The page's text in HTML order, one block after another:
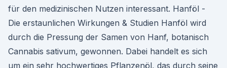
für den medizinischen Nutzen interessant. Hanföl -
Die erstaunlichen Wirkungen & Studien Hanföl wird
durch die Pressung der Samen von Hanf, botanisch
Cannabis sativum, gewonnen. Dabei handelt es sich
um ein sehr hochwertiges Pflanzenöl, das durch seine